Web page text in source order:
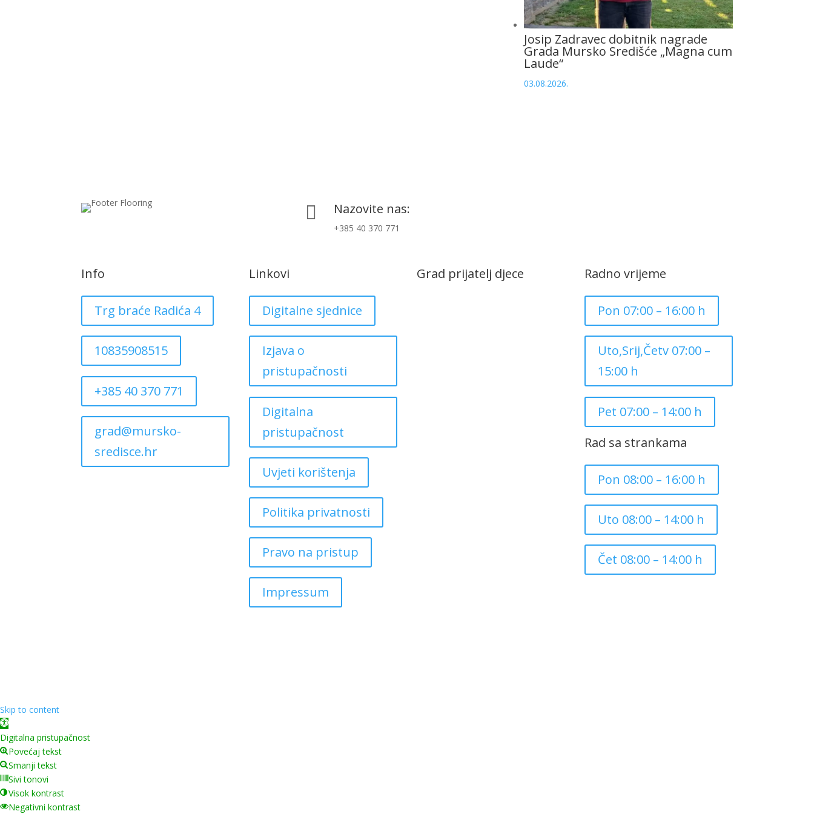
Josip Zadravec dobitnik nagrade
Grada Mursko Središće „Magna cum
Laude“
03.08.2026.
 Nazovite nas:
+385 40 370 771
Info
Trg braće Radića 4
10835908515
+385 40 370 771
grad@mursko-
sredisce.hr
Linkovi
Digitalne sjednice
Izjava o
pristupačnosti
Digitalna
pristupačnost
Uvjeti korištenja
Politika privatnosti
Pravo na pristup
Impressum
Grad prijatelj djece Radno vrijeme
Pon 07:00 – 16:00 h
Uto,Srij,Četv 07:00 –
15:00 h
Pet 07:00 – 14:00 h
Rad sa strankama
Pon 08:00 – 16:00 h
Uto 08:00 – 14:00 h
Čet 08:00 – 14:00 h
Skip to content
Open toolbar
Digitalna pristupačnost
Povećaj tekst
Smanji tekst
Sivi tonovi
Visok kontrast
Negativni kontrast